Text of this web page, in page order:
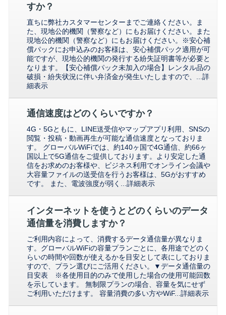
すか？
直ちに弊社カスタマーセンターまでご連絡ください。ま
た、現地公的機関（警察など）にもお届けください。また
現地公的機関（警察など）にもお届けください。※安心補
償パックにお申込みのお客様は、安心補償パック適用が可
能ですが、現地公的機関の発行する紛失証明書等が必要と
なります。【安心補償パック未加入の場合】レンタル品の
破損・紛失状況に伴い弁済金が発生いたしますので、... 詳
細表示
通信速度はどのくらいですか？
4G・5Gともに、LINE送受信やマップアプリ利用、SNSの
閲覧・投稿・動画再生が可能な通信速度となっておりま
す。 グローバルWiFiでは、約140ヶ国で4G通信、約66ヶ
国以上で5G通信をご提供しております。より安定した通
信をお求めのお客様や、ビジネス利用でオンライン会議や
大容量ファイルの送受信を行うお客様は、5Gがおすすめ
です。 また、電波強度が弱く... 詳細表示
インターネットを使うとどのくらいのデータ
通信量を消費しますか？
ご利用内容によって、消費するデータ通信量が異なりま
す。グローバルWiFiの容量プランごとに、各用途でどのく
らいの時間や回数が使えるかを目安として表にしておりま
すので、プラン選びにご活用ください。▼データ通信量の
目安表 ※各使用目的のみで使用した場合の使用可能回数
を示しています。 無制限プランの場合、容量を気にせず
ご利用いただけます。 容量消費の多い方やWiF...詳細表示